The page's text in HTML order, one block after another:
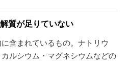
質が足りていない
含まれているもの。ナトリウ
ルシウム・マグネシウムなどの